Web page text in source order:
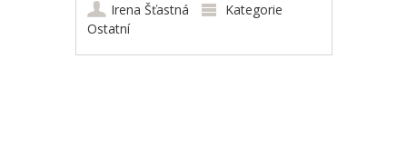
Irena Šťastná
Kategorie
Ostatní